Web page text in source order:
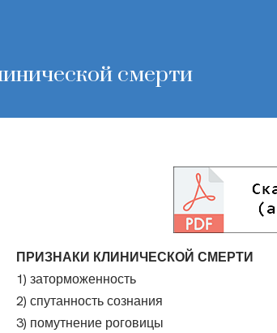
смерти
ПРИЗНАКИ КЛИНИЧЕСКОЙ СМЕРТИ
1) заторможенность
2) спутанность сознания
3) помутнение роговицы